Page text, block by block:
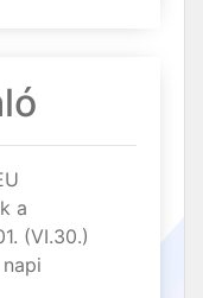
a
(VI.30.)